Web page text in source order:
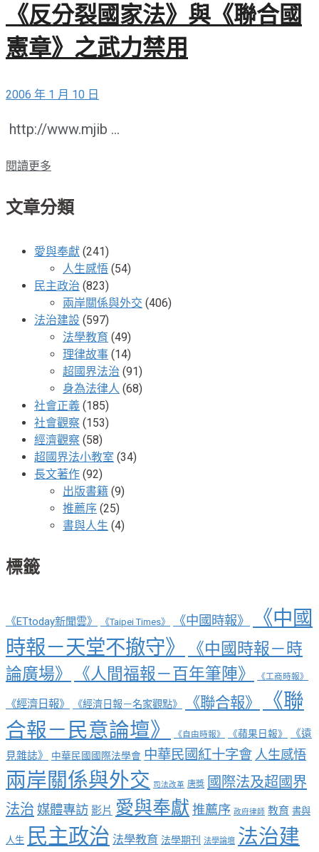
《反分裂國家法》與《聯合國
憲章》之武力禁用
2006 年 1 月 10 日
http://www.mjib ...
閱讀更多
文章分類
愛與奉獻 (241)
人生感悟 (54)
民主政治 (823)
兩岸關係與外交 (406)
法治建設 (597)
法學教育 (49)
理律故事 (14)
超國界法治 (91)
身為法律人 (68)
社會正義 (185)
社會觀察 (153)
經濟觀察 (58)
超國界法小教室 (34)
長文著作 (92)
出版書籍 (9)
推薦序 (25)
書與人生 (4)
標籤
《ETtoday新聞雲》 《Taipei Times》 《中國時報》
《中國
時報－天堂不撤守》
《中國時報－時
論廣場》
《人間福報－百年筆陣》 《工商時報》
《經濟日報》 《經濟日報－名家觀點》 《聯合報》
《聯
合報－民意論壇》
《自由時報》 《蘋果日報》
《遠
見雜誌》
中華民國國際法學會 中華民國紅十字會 人生感悟
兩岸關係與外交 司法改革 唐獎 國際法及超國界
法治 媒體專訪 影片 愛與奉獻 推薦序 政府律師 教育 書與
人生 民主政治 法學教育 法學期刊 法學論壇 法治建